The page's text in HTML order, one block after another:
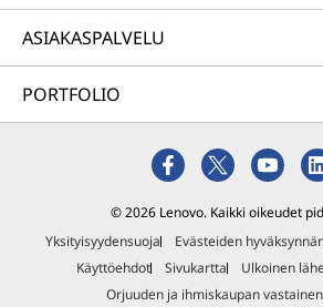
ASIAKASPALVELU
PORTFOLIO
© 2026 Lenovo. Kaikki oikeudet
Yksityisyydensuoja
Evästeiden
Käyttöehdot
Sivukartta
Ulkoinen
Orjuuden ja ihmiskaupan